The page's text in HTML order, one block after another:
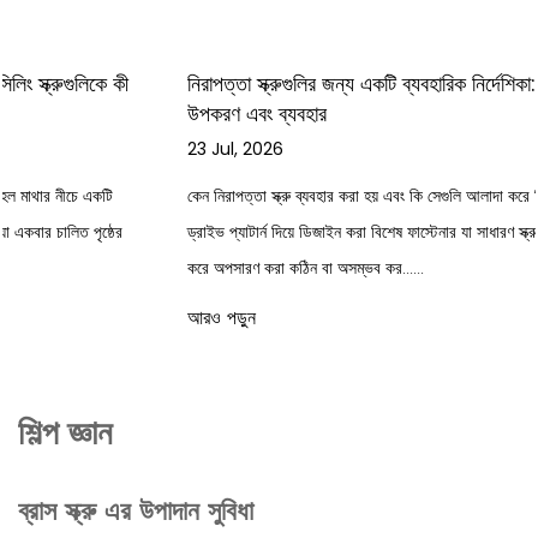
নিরাপত্তা স্ক্রুগুলির জন্য একটি ব্যবহারিক নির্দেশিকা: ড্রাইভের ধরন,
কেন নিরাপত্তা স্ক্রু ব্যবহার করা হয় এবং কি সেগুলি আলাদা করে নিরাপত্তা স্ক্রু অ-মানক
ড্রাইভ প্যাটার্ন দিয়ে ডিজাইন করা বিশেষ ফাস্টেনার যা সাধারণ স্ক্রু ড্রাইভার বা বিট ব্যবহার
করে অপসারণ করা কঠিন বা অসম্ভব কর......
শিল্প জ্ঞান
ব্রাস স্ক্রু এর উপাদান সুবিধা